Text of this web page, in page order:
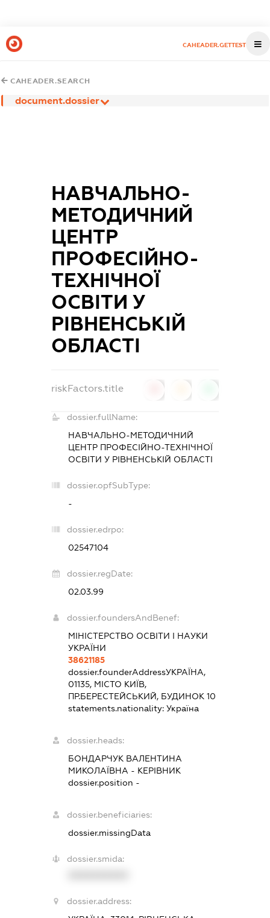
CAHEADER.GETTEST
CAHEADER.SEARCH
document.dossier
НАВЧАЛЬНО-
МЕТОДИЧНИЙ
ЦЕНТР
ПРОФЕСІЙНО-
ТЕХНІЧНОЇ
ОСВІТИ У
РІВНЕНСЬКІЙ
ОБЛАСТІ
riskFactors.title
dossier.fullName:
НАВЧАЛЬНО-МЕТОДИЧНИЙ
ЦЕНТР ПРОФЕСІЙНО-ТЕХНІЧНОЇ
ОСВІТИ У РІВНЕНСЬКІЙ ОБЛАСТІ
dossier.opfSubType:
-
dossier.edrpo:
02547104
dossier.regDate:
02.03.99
dossier.foundersAndBenef:
МІНІСТЕРСТВО ОСВІТИ І НАУКИ
УКРАЇНИ
38621185
dossier.founderAddressУКРАЇНА,
01135, МІСТО КИЇВ,
ПР.БЕРЕСТЕЙСЬКИЙ, БУДИНОК 10
statements.nationality: Україна
dossier.heads:
БОНДАРЧУК ВАЛЕНТИНА
МИКОЛАЇВНА - КЕРІВНИК
dossier.position -
dossier.beneficiaries:
dossier.missingData
dossier.smida:
dossier.address: